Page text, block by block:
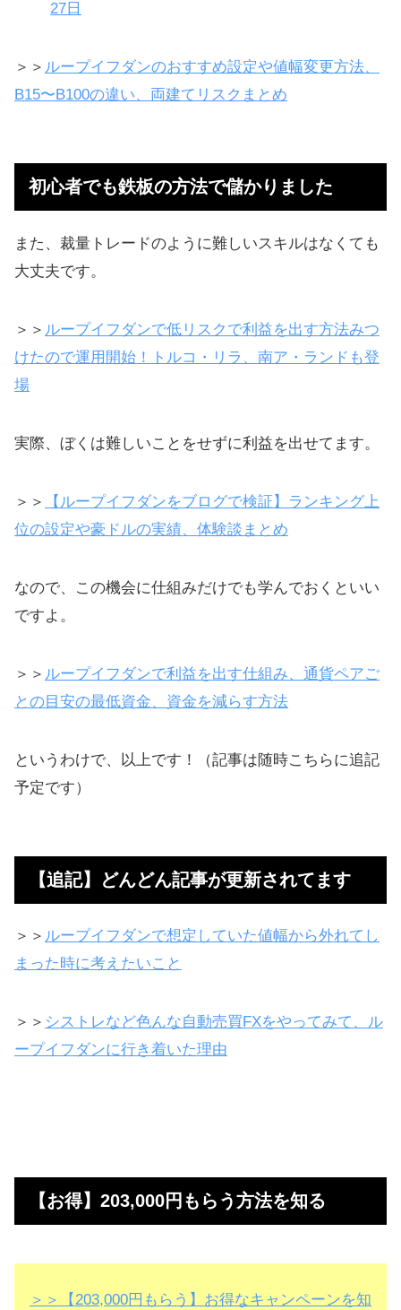
27日
＞＞ ループイフダンのおすすめ設定や値幅変更方法、
B15〜B100の違い、両建てリスクまとめ
初心者でも鉄板の方法で儲かりました
また、裁量トレードのように難しいスキルはなくても
大丈夫です。
＞＞ ループイフダンで低リスクで利益を出す方法みつ
けたので運用開始！トルコ・リラ、南ア・ランドも登
場
実際、ぼくは難しいことをせずに利益を出せてます。
＞＞
【ループイフダンをブログで検証】ランキング上
位の設定や豪ドルの実績、体験談まとめ
なので、この機会に仕組みだけでも学んでおくといい
ですよ。
＞＞ ループイフダンで利益を出す仕組み、通貨ペアご
との目安の最低資金、資金を減らす方法
というわけで、以上です！（記事は随時こちらに追記
予定です）
【追記】どんどん記事が更新されてます
＞＞ ループイフダンで想定していた値幅から外れてし
まった時に考えたいこと
＞＞ シストレなど色んな自動売買FXをやってみて、ル
ープイフダンに行き着いた理由
【お得】203,000円もらう方法を知る
＞＞【203,000円もらう】お得なキャンペーンを知